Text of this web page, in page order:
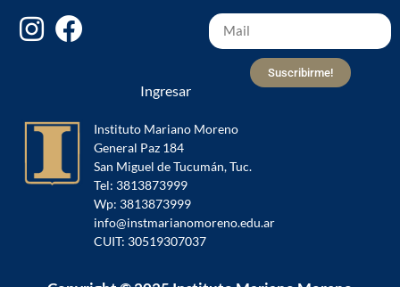
Instituto Mariano Moreno
General Paz 184
San Miguel de Tucumán, Tuc.
Tel: 3813873999
Wp: 3813873999
info@instmarianomoreno.edu.ar
CUIT: 30519307037
Suscribirme!
Ingresar